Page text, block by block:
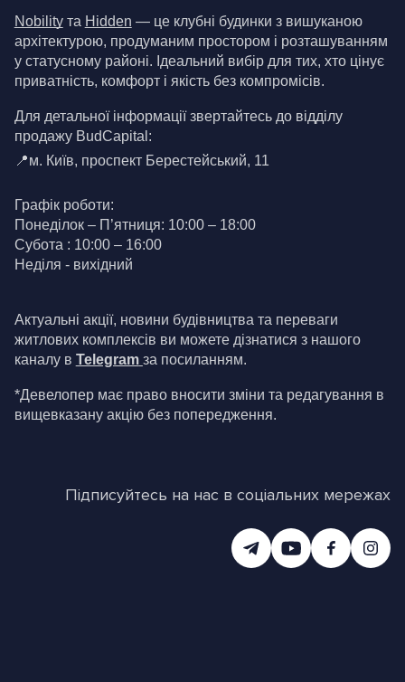
Nobility та Hidden — це клубні будинки з вишуканою
архітектурою, продуманим простором і розташуванням
у статусному районі. Ідеальний вибір для тих, хто цінує
приватність, комфорт і якість без компромісів.
Для детальної інформації звертайтесь до відділу
продажу BudCapital:
📍м. Київ, проспект Берестейський, 11
Графік роботи:
Понеділок – П’ятниця: 10:00 – 18:00
Субота : 10:00 – 16:00
Неділя - вихідний
Актуальні акції, новини будівництва та переваги
житлових комплексів ви можете дізнатися з нашого
каналу в Telegram за посиланням.
*Девелопер має право вносити зміни та редагування в
вищевказану акцію без попередження.
Підписуйтесь на нас в соціальних мережах